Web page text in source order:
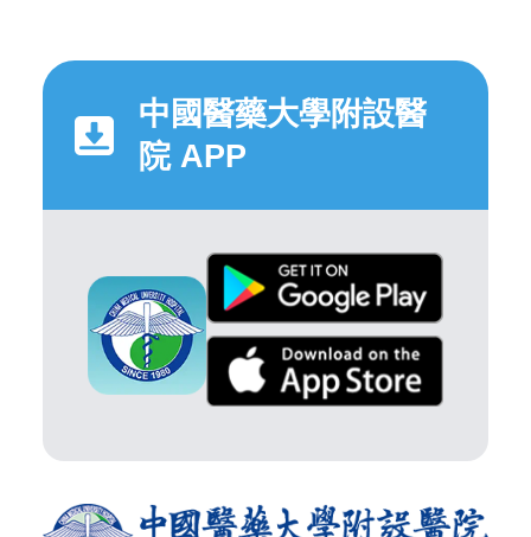
中國醫藥大學附設醫
院 APP